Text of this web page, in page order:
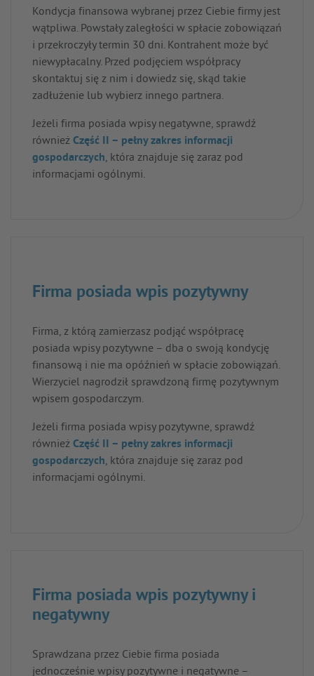
Kondycja finansowa wybranej przez Ciebie firmy jest
wątpliwa. Powstały zaległości w spłacie zobowiązań
i przekroczyły termin 30 dni. Kontrahent może być
niewypłacalny. Przed podjęciem współpracy
skontaktuj się z nim i dowiedz się, skąd takie
zadłużenie lub wybierz innego partnera.
Jeżeli firma posiada wpisy negatywne, sprawdź
również Część II – pełny zakres informacji
gospodarczych, która znajduje się zaraz pod
informacjami ogólnymi.
Firma posiada wpis pozytywny
Firma, z którą zamierzasz podjąć współpracę
posiada wpisy pozytywne – dba o swoją kondycję
finansową i nie ma opóźnień w spłacie zobowiązań.
Wierzyciel nagrodził sprawdzoną firmę pozytywnym
wpisem gospodarczym.
Jeżeli firma posiada wpisy pozytywne, sprawdź
również Część II – pełny zakres informacji
gospodarczych, która znajduje się zaraz pod
informacjami ogólnymi.
Firma posiada wpis pozytywny i
negatywny
Sprawdzana przez Ciebie firma posiada
jednocześnie wpisy pozytywne i negatywne –